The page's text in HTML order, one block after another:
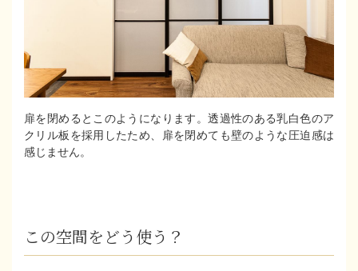
扉を閉めるとこのようになります。透過性のある乳白色のア
クリル板を採用したため、扉を閉めても壁のような圧迫感は
感じません。
この空間をどう使う？